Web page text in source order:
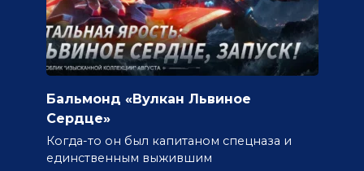
Бальмонд «Вулкан Львиное
Сердце»
Когда-то он был капитаном спецназа и
единственным выжившим